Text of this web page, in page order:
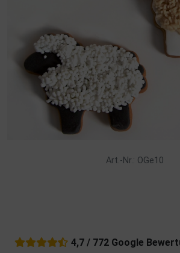
Art.-Nr.: OGe10
4,7 / 772 Google